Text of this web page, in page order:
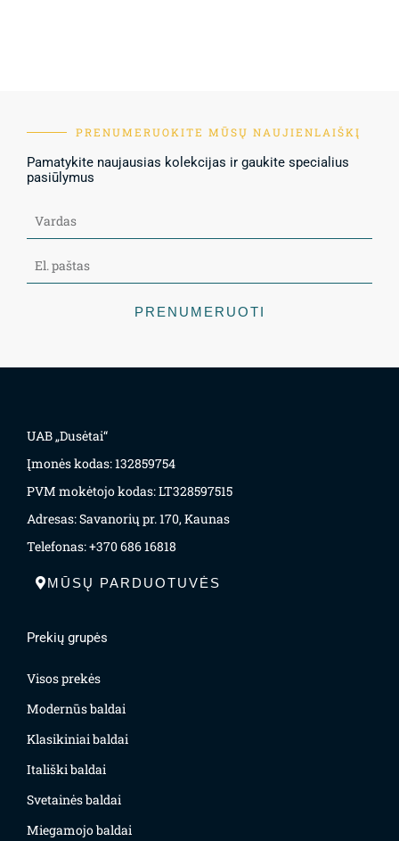
PRENUMERUOKITE MŪSŲ NAUJIENLAIŠKĮ
Pamatykite naujausias kolekcijas ir gaukite specialius
pasiūlymus
PRENUMERUOTI
UAB „Dusėtai“
Įmonės kodas: 132859754
PVM mokėtojo kodas: LT328597515
Adresas: Savanorių pr. 170, Kaunas
Telefonas: +370 686 16818
MŪSŲ PARDUOTUVĖS
Prekių grupės
Visos prekės
Modernūs baldai
Klasikiniai baldai
Itališki baldai
Svetainės baldai
Miegamojo baldai